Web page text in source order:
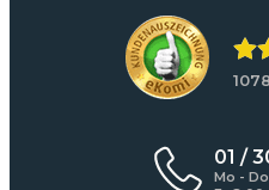
01 /
Mo -